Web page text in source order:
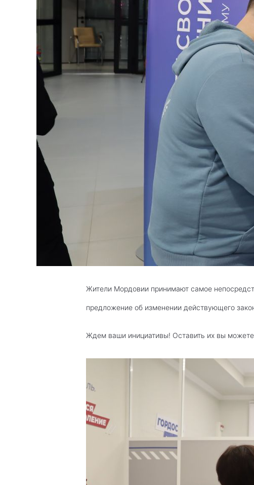
Жители Мордовии принимают самое
предложение об изменении действующего
Ждем ваши инициативы! Оставить их вы